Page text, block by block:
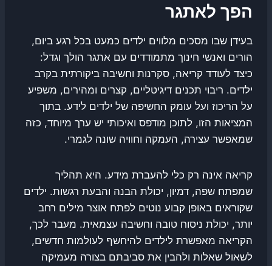
הפך לאתגר
בעידן שבו מסכים מלווים ילדים כמעט בכל רגע ביום,
הורים ואנשי חינוך מתמודדים עם אתגר הולך וגדל:
כיצד לעודד קריאה, סקרנות וחשיבה ביקורתית בקרב
ילדים. ריבוי תכנים דיגיטליים, קצרים ומהירים, משפיע
על הריכוז ועל עומק החשיפה של ילדים לידע. בתוך
המציאות הזו, לתוכן מודפס ואיכותי יש ערך מיוחד, כזה
שמאפשר עצירה, העמקה וחוויה שונה לגמרי.
קריאה אינה רק כלי להעברת מידע. היא תהליך
שמפתח שפה, דמיון, יכולת הבנה והבעת רגשות. ילדים
שקוראים באופן קבוע נוטים לפתח אוצר מילים רחב
יותר, יכולת ניסוח טובה וחשיבה עצמאית. מעבר לכך,
הקריאה מאפשרת לילדים להיחשף לעולמות חדשים,
לשאול שאלות ולהבין את סביבתם בצורה מעמיקה